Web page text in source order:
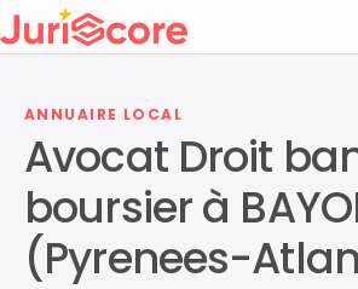
ANNUAIRE LOCAL
Avocat Droit
boursier à
(Pyrenees-